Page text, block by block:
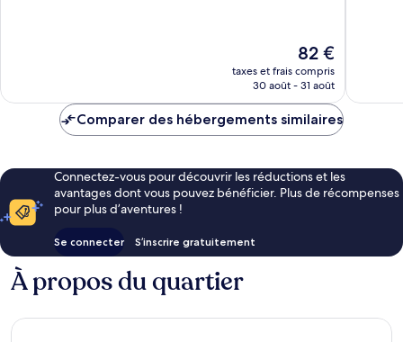
Le
nouveau
prix
de
82 €
taxes et frais compris
30 août - 31 août
Comparer des hébergements similaires
Connectez-vous pour découvrir les réductions et les
avantages dont vous pouvez bénéficier. Plus de récompenses
pour plus d’aventures !
Se connecter S’inscrire gratuitement
À propos du quartier